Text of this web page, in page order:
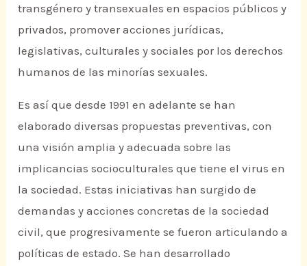
transgénero y transexuales en espacios públicos y
privados, promover acciones jurídicas,
legislativas, culturales y sociales por los derechos
humanos de las minorías sexuales.
Es así que desde 1991 en adelante se han
elaborado diversas propuestas preventivas, con
una visión amplia y adecuada sobre las
implicancias socioculturales que tiene el virus en
la sociedad. Estas iniciativas han surgido de
demandas y acciones concretas de la sociedad
civil, que progresivamente se fueron articulando a
políticas de estado. Se han desarrollado